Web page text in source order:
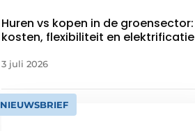
Huren vs kopen in de groensector:
kosten, flexibiliteit en elektrificatie
3 juli 2026
NIEUWSBRIEF